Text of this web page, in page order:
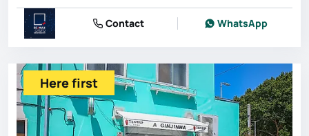
Contact WhatsApp
Here first